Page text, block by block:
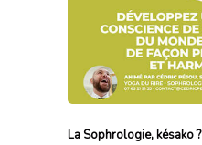
La Sophrologie,késako ?